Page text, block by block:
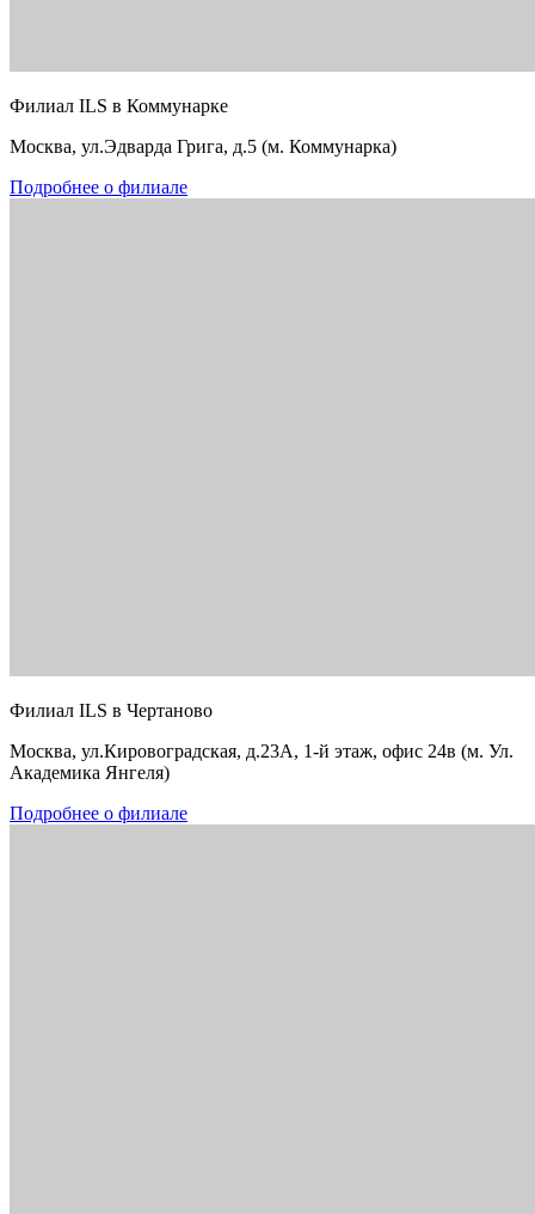
Филиал ILS в Коммунарке
Москва, ул.Эдварда Грига, д.5 (м. Коммунарка)
Подробнее о филиале
Филиал ILS в Чертаново
Москва, ул.Кировоградская, д.23А, 1-й этаж, офис 24в (м. Ул.
Академика Янгеля)
Подробнее о филиале